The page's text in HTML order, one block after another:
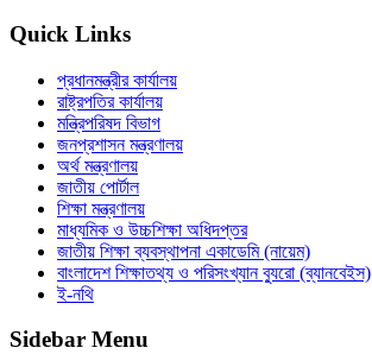
Quick Links
প্রধানমন্ত্রীর কার্যালয়
রাষ্ট্রপতির কার্যালয়
মন্ত্রিপরিষদ বিভাগ
জনপ্রশাসন মন্ত্রণালয়
অর্থ মন্ত্রণালয়
জাতীয় পোর্টাল
শিক্ষা মন্ত্রণালয়
মাধ্যমিক ও উচ্চশিক্ষা অধিদপ্তর
জাতীয় শিক্ষা ব্যবস্থাপনা একাডেমি (নায়েম)
বাংলাদেশ শিক্ষাতথ্য ও পরিসংখ্যান ব্যুরো (ব্যানবেইস)
ই-নথি
Sidebar Menu